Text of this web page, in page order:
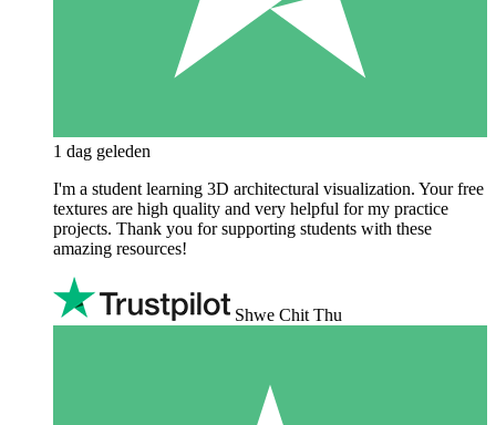
1 dag geleden
I'm a student learning 3D architectural visualization. Your free
textures are high quality and very helpful for my practice
projects. Thank you for supporting students with these
amazing resources!
Shwe Chit Thu